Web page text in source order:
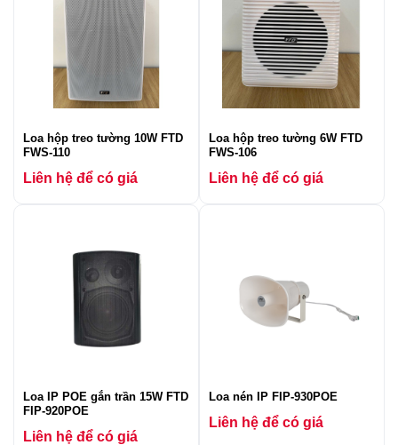
Loa hộp treo tường 10W FTD
FWS-110
Liên hệ để có giá
Loa hộp treo tường 6W FTD
FWS-106
Liên hệ để có giá
Loa IP POE gắn trần 15W FTD
FIP-920POE
Liên hệ để có giá
Loa nén IP FIP-930POE
Liên hệ để có giá